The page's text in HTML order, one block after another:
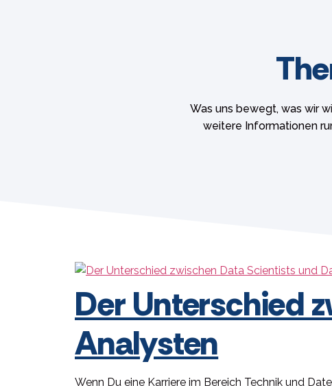
Was uns bewegt, was wir
weitere Informationen
Der Unterschied
Analysten
Wenn Du eine Karriere im Bereich Technik und